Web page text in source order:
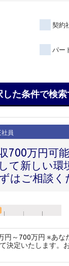
契約
パー
社員
700万円可
て新しい環
はご相談
円～700万円 ※あな
決定いたします。